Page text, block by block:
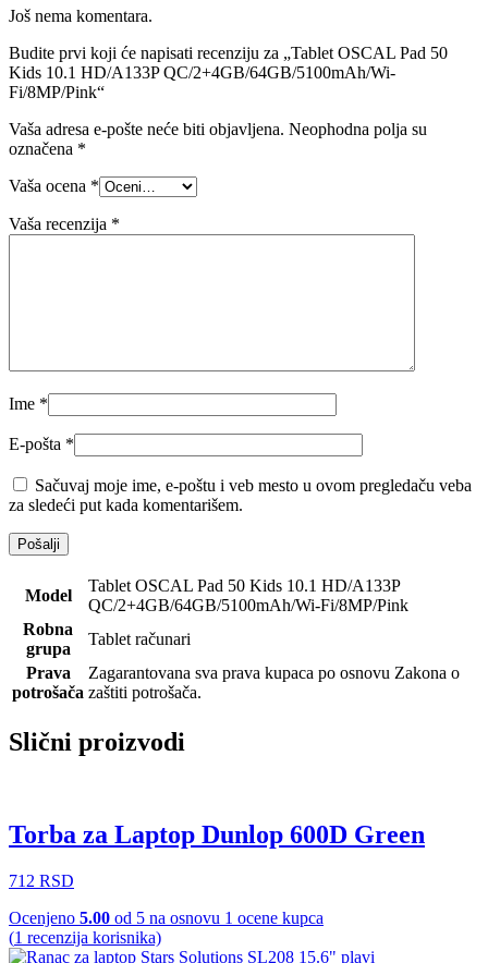
Još nema komentara.
Budite prvi koji će napisati recenziju za „Tablet OSCAL Pad 50
Kids 10.1 HD/A133P QC/2+4GB/64GB/5100mAh/Wi-
Fi/8MP/Pink“
Vaša adresa e-pošte neće biti objavljena. Neophodna polja su
označena *
Vaša ocena *
Vaša recenzija *
Ime *
E-pošta *
Sačuvaj moje ime, e-poštu i veb mesto u ovom pregledaču veba
za sledeći put kada komentarišem.
Model
Tablet OSCAL Pad 50 Kids 10.1 HD/A133P
QC/2+4GB/64GB/5100mAh/Wi-Fi/8MP/Pink
Robna
grupa
Tablet računari
Prava
potrošača
Zagarantovana sva prava kupaca po osnovu Zakona o
zaštiti potrošača.
Slični proizvodi
Torba za Laptop Dunlop 600D Green
712 RSD
Ocenjeno 5.00 od 5 na osnovu 1 ocene kupca
(1 recenzija korisnika)